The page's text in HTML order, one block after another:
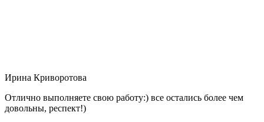
Ирина Криворотова
Отлично выполняете свою работу:) все остались более чем
довольны, респект!)